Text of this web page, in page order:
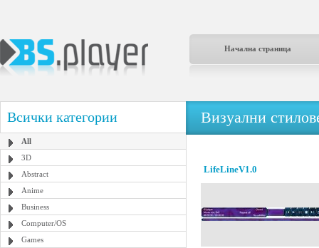
Начална страница
Всички категории
All
3D
Abstract
Anime
Business
Computer/OS
Games
Визуални
LifeLineV1.0